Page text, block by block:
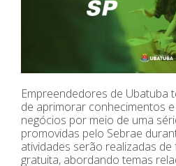
Empreendedores de Ubatuba
de aprimorar conhecimentos
negócios por meio de uma
promovidas pelo Sebrae
atividades serão realizadas
gratuita, abordando temas